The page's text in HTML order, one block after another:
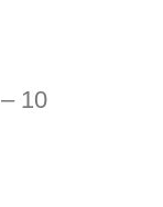
10